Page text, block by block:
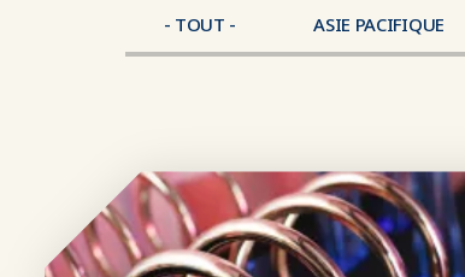
- TOUT - ASIE PACIFIQUE